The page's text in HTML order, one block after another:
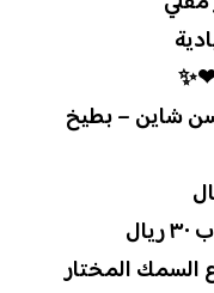
❤✨
شاين – بطيخ
السمك المختار